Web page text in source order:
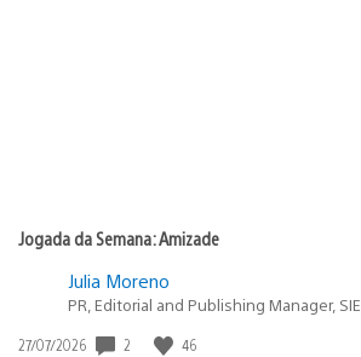
Jogada da Semana: Amizade
Julia Moreno
PR, Editorial and Publishing Manager, SIE
Data
27/07/2026 2 46